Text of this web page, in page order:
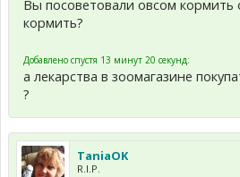
Вы посоветовали овсом кормить
кормить?
Добавлено спустя 13 минут 20 секунд:
а лекарства в зоомагазине
?
TaniaOK
R.I.P.